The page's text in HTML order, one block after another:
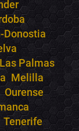
Donostia
Las Palmas
Melilla
Ourense
Tenerife